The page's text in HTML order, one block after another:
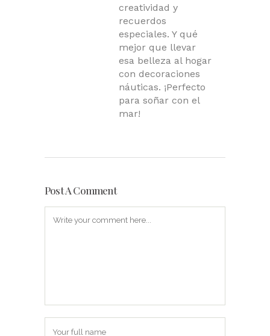
creatividad y
recuerdos
especiales. Y qué
mejor que llevar
esa belleza al hogar
con decoraciones
náuticas. ¡Perfecto
para soñar con el
mar!
Post A Comment